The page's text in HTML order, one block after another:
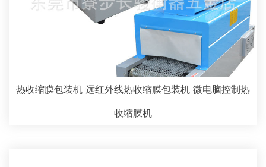
热收缩膜包装机 远红外线热收缩膜包装机 微电脑控制热
收缩膜机